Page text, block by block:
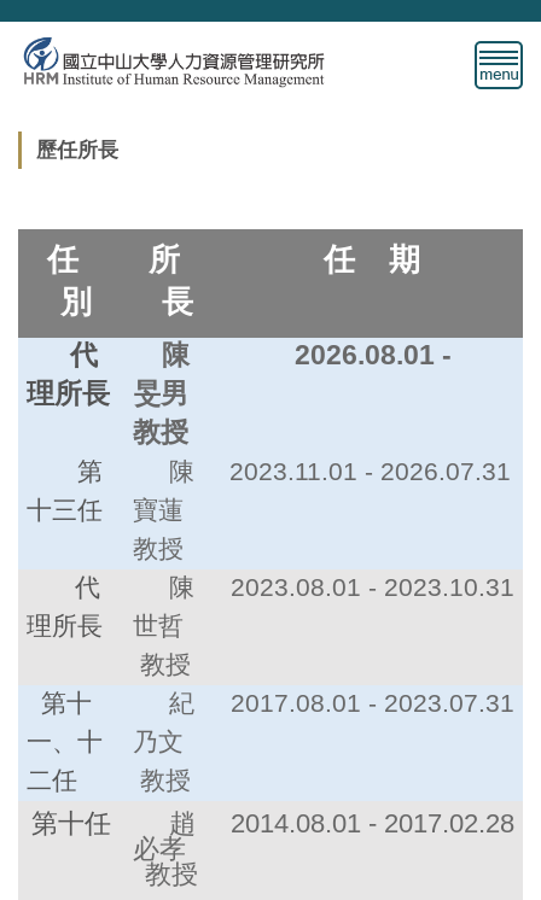
跳
到
主
歷任所長
任
別
所
長
任 期
代
理所長
陳
旻男
教授
2026.08.01 -
第
十三任
陳
寶蓮
教授
2023.11.01 - 2026.07.31
代
理所長
陳
世哲
教授
2023.08.01 - 2023.10.31
第十
一、十
二任
紀
乃文
教授
2017.08.01 - 2023.07.31
第十任
趙
必孝
教授
2014.08.01 - 2017.02.28